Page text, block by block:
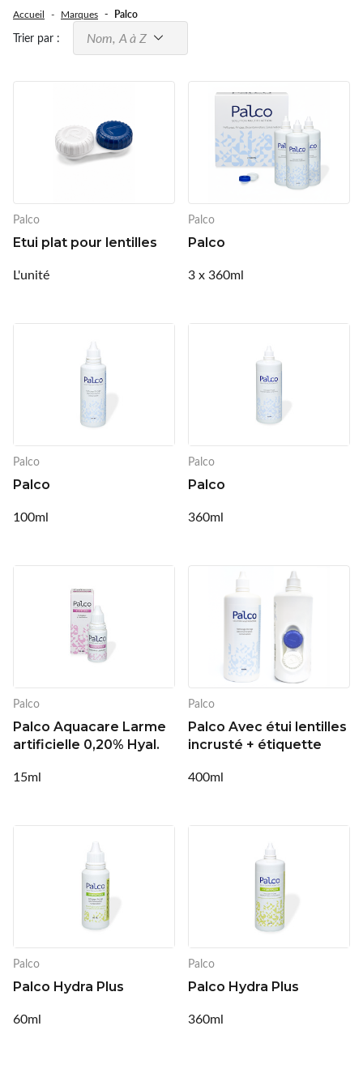
Spray désinfectant lunettes
Désinfection UV/UVC (LED,
Accueil Marques Palco
Trier par : Nom, A à Z
Palco
Etui plat pour lentilles
L'unité
Palco
Palco
3 x 360ml
Palco
Palco
100ml
Palco
Palco
360ml
Palco
Palco Aquacare Larme
artificielle 0,20% Hyal.
15ml
Palco
Palco Avec étui lentilles
incrusté + étiquette
400ml
Palco
Palco Hydra Plus
60ml
Palco
Palco Hydra Plus
360ml